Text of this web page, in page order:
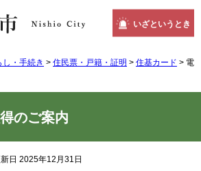
いざというとき
し・手続き > 住民票・戸籍・証明 > 住基カード > 電
のご案内
日 2025年12月31日